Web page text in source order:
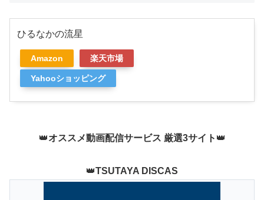
ひるなかの流星
Amazon 楽天市場
Yahooショッピング
👑オススメ動画配信サービス 厳選3サイト 👑
👑TSUTAYA DISCAS